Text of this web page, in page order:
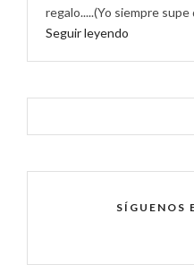
regalo.....(Yo siempre supe
Seguir leyendo
SÍGUENOS